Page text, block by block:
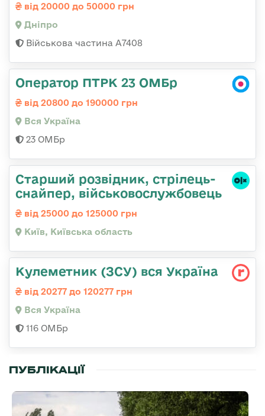
від 20000 до 50000 грн
Дніпро
Військова частина А7408
Оператор ПТРК 23 ОМБр
від 20800 до 190000 грн
Вся Україна
23 ОМБр
Стаpший pозвідник, стрілець-
снайпеp, військовослужбовець
від 25000 до 125000 грн
Київ, Київська область
Кулеметник (ЗСУ) вся Україна
від 20277 до 120277 грн
Вся Україна
116 ОМБр
ПУБЛІКАЦІЇ